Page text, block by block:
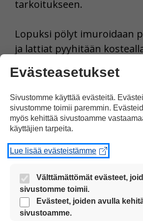
tarkoitukseen.
Lopuksi pölyt imuroidaan
ja lattiat pyyhitään
Jaa Facebookissa
Evästeasetukset
Sivustomme käyttää evästeitä.
sivustomme toimii paremmin.
myös kehittää sivustoamme
käyttäjien tarpeita.
Lue lisää evästeistämme
Välttämättömät evästeet,
sivustomme toimii.
Nämä evästeet ovat aina käytössä,
sivustoamme voi käyttää sujuvasti
Evästeet, joiden avulla
sivustoamme.